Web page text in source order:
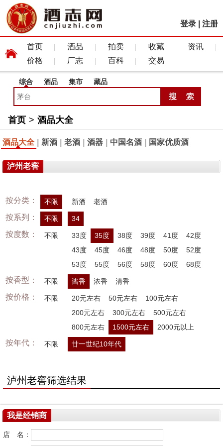
登录 注册
首页 酒品 拍卖 收藏
资讯
价格
厂志 百科 交易
综合 酒品 集市 藏品
首页 > 酒品大全
酒品大全 新酒 老酒 酒器 中国名酒 国家优质酒
泸州老窖
按分类： 不限 新酒 老酒
按系列： 不限 34
按度数： 不限 33度 35度 38度 39度 41度
42度
43度
45度 46度 48度 50度
52度
53度
55度 56度 58度 60度 68度
按香型： 不限 酱香 浓香 清香
按价格： 不限 20元左右 50元左右
100元左右
200元左右
300元左右
500元左右
800元左右
1500元左右 2000元以上
按年代： 不限 廿一世纪10年代
泸州老窖筛选结果
我是经销商
店 名：